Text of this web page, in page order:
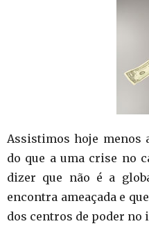
Assistimos hoje menos
do que a uma crise no
dizer que não é a
encontra ameaçada e
dos centros de poder